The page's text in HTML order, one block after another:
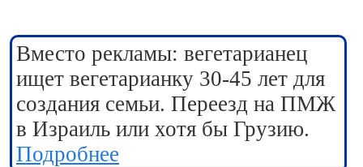
Вместо рекламы: вегетарианец
ищет вегетарианку 30-45 лет для
создания семьи. Переезд на ПМЖ
в Израиль или хотя бы Грузию.
Подробнее